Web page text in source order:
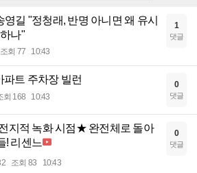
영길 "정청래, 반명 아니면 왜 유시
나"
조회 77 10:43
1
댓글
파트 주차장 빌런
회 168 10:43
0
댓글
지적 녹화 시점★ 완전체로 돌아
! 리센느
조회 83 10:43
0
댓글